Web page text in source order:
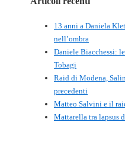
13 anni a Daniela
nell’ombra
Daniele Biacchessi:
Tobagi
Raid di Modena,
precedenti
Matteo Salvini e il
Mattarella tra lapsus